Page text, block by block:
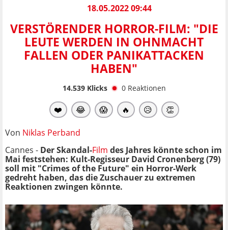
18.05.2022 09:44
VERSTÖRENDER HORROR-FILM: "DIE
LEUTE WERDEN IN OHNMACHT
FALLEN ODER PANIKATTACKEN
HABEN"
14.539Klicks 0 Reaktionen
❤️ 😂 😱 🔥 😥 👏
Von Niklas Perband
Cannes - Der Skandal-Film des Jahres könnte schon im
Mai feststehen: Kult-Regisseur David Cronenberg (79)
soll mit "Crimes of the Future" ein Horror-Werk
gedreht haben, das die Zuschauer zu extremen
Reaktionen zwingen könnte.